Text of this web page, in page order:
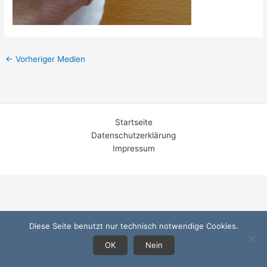
← Vorheriger Medien
Startseite
Datenschutzerklärung
Impressum
Diese Seite benutzt nur technisch notwendige Cookies.
OK
Nein